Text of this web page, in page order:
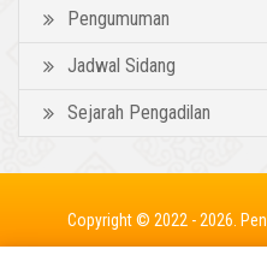
Pengumuman
Jadwal Sidang
Sejarah Pengadilan
Copyright © 2022 - 2026.